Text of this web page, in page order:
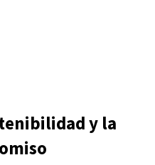
y la